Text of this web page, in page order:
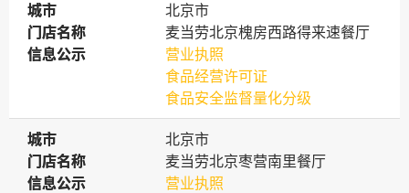
城市
城市
北京市
门店名称
门店名称
麦当劳北京槐房西路得来速餐厅
信息公示
信息公示
营业执照
食品经营许可证
食品安全监督量化分级
城市
城市
北京市
门店名称
门店名称
麦当劳北京枣营南里餐厅
信息公示
信息公示
营业执照